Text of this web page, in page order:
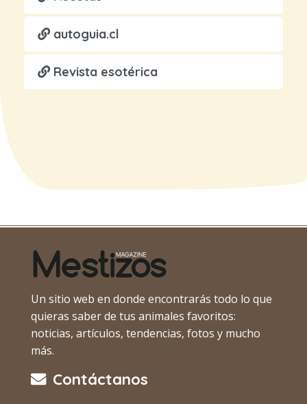
autoguia.cl
Revista esotérica
Un sitio web en donde encontrarás todo lo que
quieras saber de tus animales favoritos:
noticias, artículos, tendencias, fotos y mucho
más.
Contáctanos